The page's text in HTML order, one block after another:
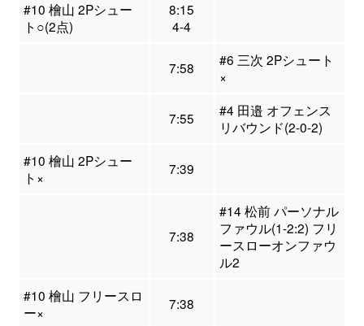
#10 檜山 2Pシュー
ト○(2点)
8:15
4-4
7:58
#6 三次 2Pシュート
×
7:55
#4 田邉 オフェンス
リバウンド(2-0-2)
#10 檜山 2Pシュー
ト×
7:39
7:38
#14 松前 パーソナル
ファウル(1-2:2) フリ
ースローオンファウ
ル2
#10 檜山 フリースロ
ー×
7:38